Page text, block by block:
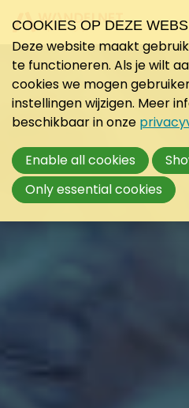
COOKIES OP DEZE
Deze website maakt
te functioneren. Als je wilt
cookies we mogen
instellingen wijzigen. Meer
beschikbaar in onze
Enable all cookies
Only essential cookies